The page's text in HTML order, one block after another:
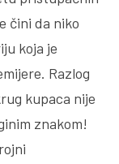
čini da niko
koja je
Razlog
kupaca nije
znakom!